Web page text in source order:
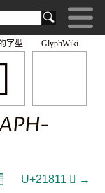
GlyphWiki
字型
U+21811 𡠑 →